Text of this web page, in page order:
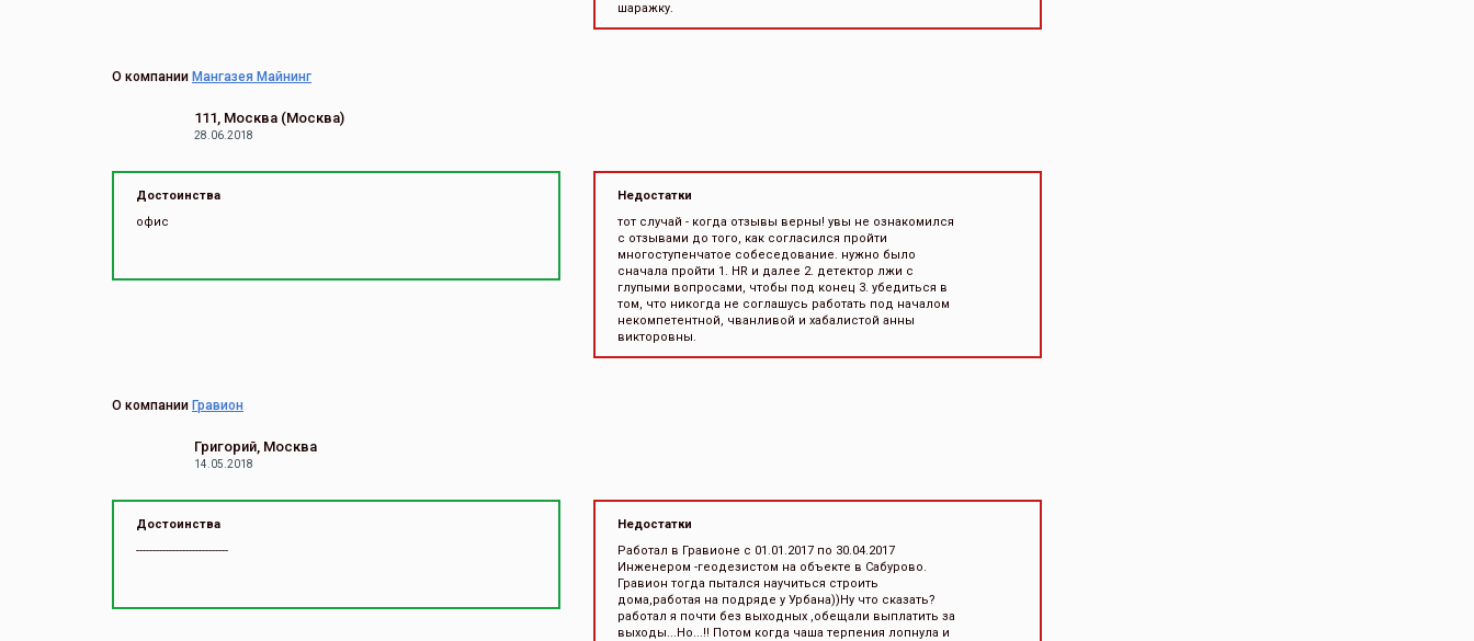
шаражку.
О компании Мангазея Майнинг
111, Москва (Москва)
28.06.2018
Достоинства
офис
Недостатки
тот случай - когда отзывы верны! увы не ознакомился
с отзывами до того, как согласился пройти
многоступенчатое собеседование. нужно было
сначала пройти 1. HR и далее 2. детектор лжи с
глупыми вопросами, чтобы под конец 3. убедиться в
том, что никогда не соглашусь работать под началом
некомпетентной, чванливой и хабалистой анны
викторовны.
О компании Гравион
Григорий, Москва
14.05.2018
Достоинства
----------------------------
Недостатки
Работал в Гравионе с 01.01.2017 по 30.04.2017
Инженером -геодезистом на объекте в Сабурово.
Гравион тогда пытался научиться строить
дома,работая на подряде у Урбана))Ну что сказать?
работал я почти без выходных ,обещали выплатить за
выходы...Но...!! Потом когда чаша терпения лопнула и